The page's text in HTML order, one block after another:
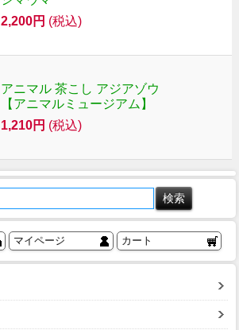
2,200円 (税込)
アニマル 茶こし アジアゾウ
【アニマルミュージアム】
1,210円 (税込)
マイページ カート